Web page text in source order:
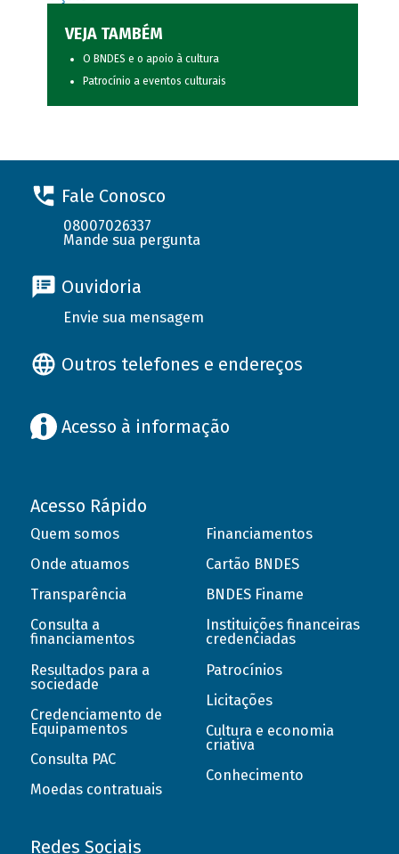
VEJA TAMBÉM
O BNDES e o apoio à cultura
Patrocínio a eventos culturais
Fale Conosco
08007026337
Mande sua pergunta
Ouvidoria
Envie sua mensagem
Outros telefones e endereços
Acesso à informação
Acesso Rápido
Quem somos
Onde atuamos
Transparência
Consulta a
financiamentos
Resultados para a
sociedade
Credenciamento de
Equipamentos
Consulta PAC
Moedas contratuais
Financiamentos
Cartão BNDES
BNDES Finame
Instituições financeiras
credenciadas
Patrocínios
Licitações
Cultura e economia
criativa
Conhecimento
Redes Sociais